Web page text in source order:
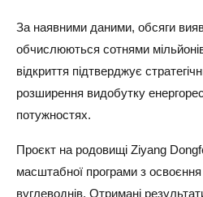
За наявними даними, обсяги
обчислюються сотнями
відкриття підтверджує
розширення видобутку
потужностях.
Проєкт на родовищі Ziyang
масштабної програми з
вуглеводнів. Отримані